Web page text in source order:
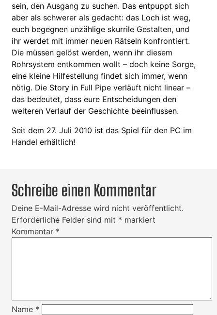
sein, den Ausgang zu suchen. Das entpuppt sich
aber als schwerer als gedacht: das Loch ist weg,
euch begegnen unzählige skurrile Gestalten, und
ihr werdet mit immer neuen Rätseln konfrontiert.
Die müssen gelöst werden, wenn ihr diesem
Rohrsystem entkommen wollt – doch keine Sorge,
eine kleine Hilfestellung findet sich immer, wenn
nötig. Die Story in Full Pipe verläuft nicht linear –
das bedeutet, dass eure Entscheidungen den
weiteren Verlauf der Geschichte beeinflussen.
Seit dem 27. Juli 2010 ist das Spiel für den PC im
Handel erhältlich!
Schreibe einen Kommentar
Deine E-Mail-Adresse wird nicht veröffentlicht.
Erforderliche Felder sind mit * markiert
Kommentar *
Name *